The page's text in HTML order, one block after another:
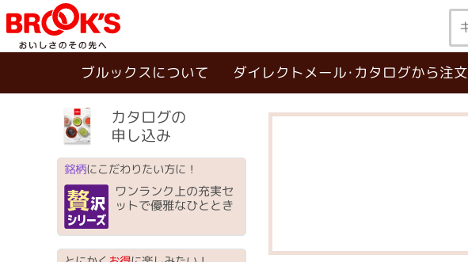
ブルックスについて ダイレクトメール･カタログから注文
カタログの
申し込み
銘柄にこだわりたい方に！
ワンランク上の充実セ
ットで優雅なひととき